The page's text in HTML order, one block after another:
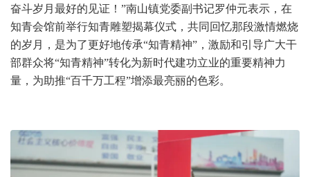
奋斗岁月最好的见证！”南山镇党委副书记罗仲元表示，在
知青会馆前举行知青雕塑揭幕仪式，共同回忆那段激情燃烧
的岁月，是为了更好地传承“知青精神”，激励和引导广大干
部群众将“知青精神”转化为新时代建功立业的重要精神力
量，为助推“百千万工程”增添最亮丽的色彩。